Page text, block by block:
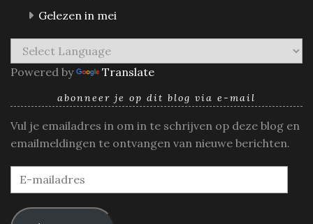
Gelezen in mei
Powered by Translate
abonneer je op dit blog via e-mail
Vul je emailadres in om in te schrijven op deze blog en
emailmeldingen te ontvangen van nieuwe berichten.
E-
mailadres